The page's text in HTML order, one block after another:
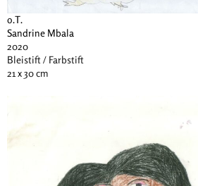
o.T.
Sandrine Mbala
2020
Bleistift / Farbstift
21 x 30 cm